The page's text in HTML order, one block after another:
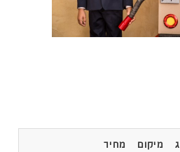
מיקום מחיר